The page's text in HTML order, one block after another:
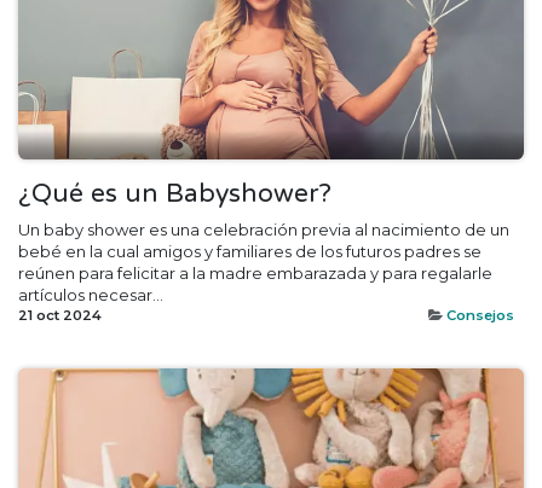
¿Qué es un Babyshower?
Un baby shower es una celebración previa al nacimiento de un
bebé en la cual amigos y familiares de los futuros padres se
reúnen para felicitar a la madre embarazada y para regalarle
artículos necesar...
21 oct 2024 Consejos